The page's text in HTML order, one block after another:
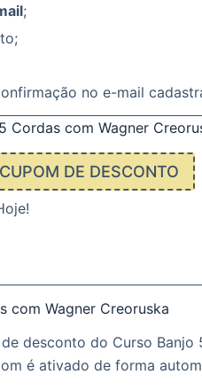
;
no e-mail
Cordas com Wagner
DE DESCONTO
com Wagner Creoruska
desconto do Curso Banjo
é ativado de forma